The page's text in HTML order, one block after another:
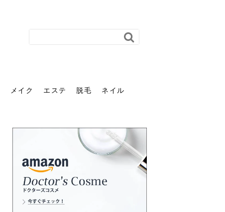
花粉で髪がパサパサするの
肌に合う髪色、どう見つけ
40代のパーマがダレる原因
前髪を薄くするための美容
ヘッドスパで頭皮をケアし
ストレスで髪の毛はどう変
40代の髪を悩みに最適！韓
メイク
「おしゃれ」と「身だしな
エステ
エステの勧誘が怖い人へ。
脱毛
「今さら」なんて言わせな
ネイル
オフィスネイルでも「キラ